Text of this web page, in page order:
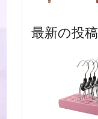
最新の投稿